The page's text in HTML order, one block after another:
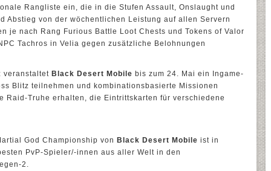
Rangliste ein, die in die Stufen Assault, Onslaught und
Abstieg von der wöchentlichen Leistung auf allen Servern
je nach Rang Furious Battle Loot Chests und Tokens of Valor
Tachros in Velia gegen zusätzliche Belohnungen
veranstaltet Black Desert Mobile bis zum 24. Mai ein Ingame-
Blitz teilnehmen und kombinationsbasierte Missionen
Raid-Truhe erhalten, die Eintrittskarten für verschiedene
God Championship von Black Desert Mobile ist in
PvP-Spieler/-innen aus aller Welt in den
2.